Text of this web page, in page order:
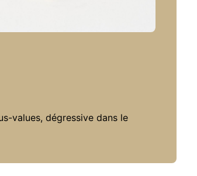
values, dégressive dans le